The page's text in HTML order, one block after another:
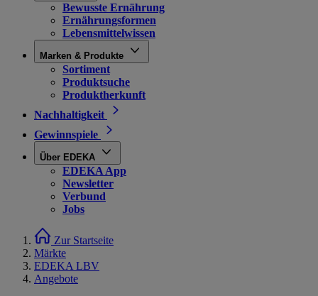
Bewusste Ernährung
Ernährungsformen
Lebensmittelwissen
Marken & Produkte
Sortiment
Produktsuche
Produktherkunft
Nachhaltigkeit
Gewinnspiele
Über EDEKA
EDEKA App
Newsletter
Verbund
Jobs
Zur Startseite
Märkte
EDEKA LBV
Angebote